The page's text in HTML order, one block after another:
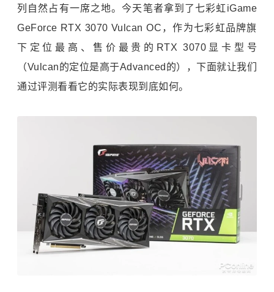
列自然占有一席之地。今天笔者拿到了七彩虹iGame
GeForce RTX 3070 Vulcan OC，作为七彩虹品牌旗
下定位最高、售价最贵的RTX 3070显卡型号
（Vulcan的定位是高于Advanced的），下面就让我们
通过评测看看它的实际表现到底如何。